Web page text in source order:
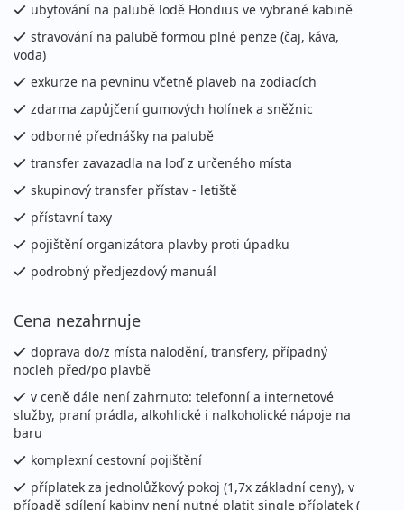
ubytování na palubě lodě Hondius ve vybrané kabině
stravování na palubě formou plné penze (čaj, káva,
voda)
exkurze na pevninu včetně plaveb na zodiacích
zdarma zapůjčení gumových holínek a sněžnic
odborné přednášky na palubě
transfer zavazadla na loď z určeného místa
skupinový transfer přístav - letiště
přístavní taxy
pojištění organizátora plavby proti úpadku
podrobný předjezdový manuál
Cena nezahrnuje
doprava do/z místa nalodění, transfery, případný
nocleh před/po plavbě
v ceně dále není zahrnuto: telefonní a internetové
služby, praní prádla, alkohlické i nalkoholické nápoje na
baru
komplexní cestovní pojištění
příplatek za jednolůžkový pokoj (1,7x základní ceny), v
případě sdílení kabiny není nutné platit single příplatek (